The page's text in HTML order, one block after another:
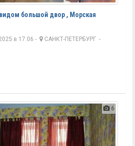
большой двор , Морская
в 17:06 - САНКТ-ПЕТЕРБУРГ -
6